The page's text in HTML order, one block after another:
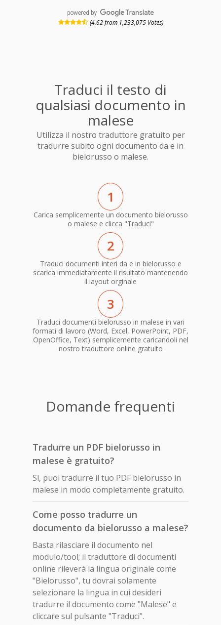
powered by
(4.62 from 1,233,075 Votes)
Traduci il testo di
qualsiasi documento in
malese
Utilizza il nostro traduttore gratuito per
tradurre subito ogni documento da e in
bielorusso o malese.
1
Carica semplicemente un documento bielorusso
o malese e clicca "Traduci"
2
Traduci documenti interi da e in bielorusso e
scarica immediatamente il risultato mantenendo
il layout orginale
3
Traduci documenti bielorusso in malese in vari
formati di lavoro (Word, Excel, PowerPoint, PDF,
OpenOffice, Text) semplicemente caricandoli nel
nostro traduttore online gratuito
Domande frequenti
Tradurre un PDF bielorusso in
malese è gratuito?
Sì, puoi tradurre il tuo PDF bielorusso in
malese in modo completamente gratuito.
Come posso tradurre un
documento da bielorusso a malese?
Basta rilasciare il documento nel
modulo/tool; il traduttore di documenti
online rileverà la lingua originale come
"Bielorusso", tu dovrai solamente
selezionare la lingua in cui desideri
tradurre il documento come "Malese" e
cliccare sul pulsante "Traduci".